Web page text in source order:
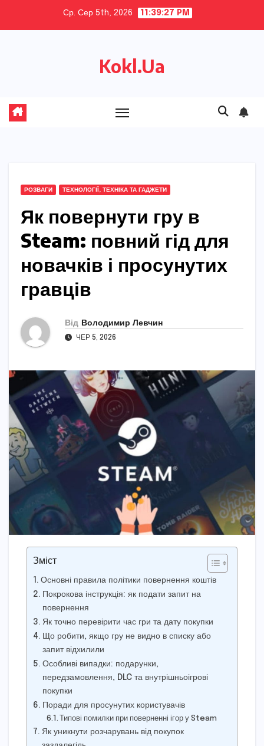
Ср. Сер 5th, 2026 11:39:28 PM
Kokl.Ua
РОЗВАГИ ТЕХНОЛОГІЇ, ТЕХНІКА ТА ГАДЖЕТИ
Як повернути гру в
Steam: повний гід для
новачків і просунутих
гравців
Від Володимир Левчин
ЧЕР 5, 2026
Зміст
Основні правила політики повернення коштів
Покрокова інструкція: як подати запит на
повернення
Як точно перевірити час гри та дату покупки
Що робити, якщо гру не видно в списку або
запит відхилили
Особливі випадки: подарунки,
передзамовлення, DLC та внутрішньоігрові
покупки
Поради для просунутих користувачів
Типові помилки при поверненні ігор у Steam
Як уникнути розчарувань від покупок